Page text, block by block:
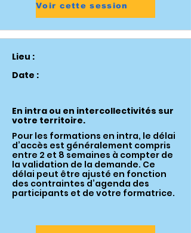
Voir cette session
Lieu :
Date :
En intra ou en intercollectivités sur
votre territoire.
Pour les formations en intra, le délai
d’accès est généralement compris
entre 2 et 8 semaines à compter de
la validation de la demande. Ce
délai peut être ajusté en fonction
des contraintes d’agenda des
participants et de votre formatrice.